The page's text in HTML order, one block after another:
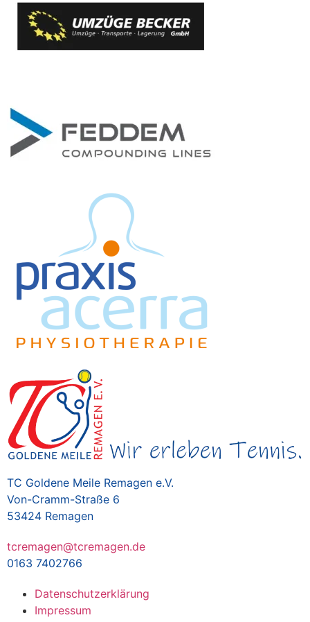
TC Goldene Meile Remagen e.V.
Von-Cramm-Straße 6
53424 Remagen
tcremagen@tcremagen.de
0163 7402766
Datenschutzerklärung
Impressum